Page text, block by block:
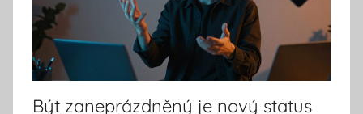
Být zaneprázdněný je nový status